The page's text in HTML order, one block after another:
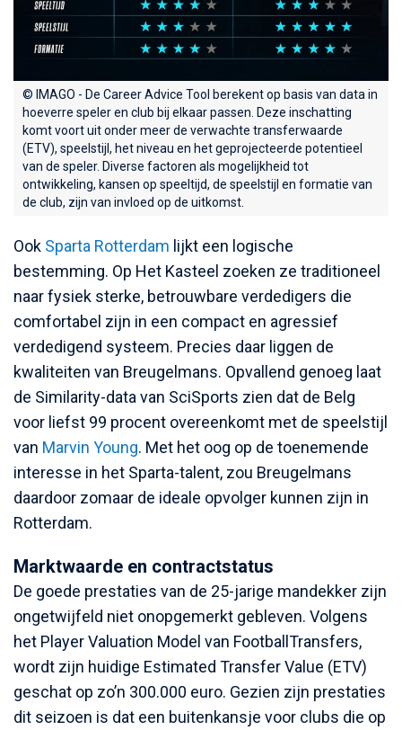
© IMAGO - De Career Advice Tool berekent op basis van data in
hoeverre speler en club bij elkaar passen. Deze inschatting
komt voort uit onder meer de verwachte transferwaarde
(ETV), speelstijl, het niveau en het geprojecteerde potentieel
van de speler. Diverse factoren als mogelijkheid tot
ontwikkeling, kansen op speeltijd, de speelstijl en formatie van
de club, zijn van invloed op de uitkomst.
Ook Sparta Rotterdam lijkt een logische
bestemming. Op Het Kasteel zoeken ze traditioneel
naar fysiek sterke, betrouwbare verdedigers die
comfortabel zijn in een compact en agressief
verdedigend systeem. Precies daar liggen de
kwaliteiten van Breugelmans. Opvallend genoeg laat
de Similarity-data van SciSports zien dat de Belg
voor liefst 99 procent overeenkomt met de speelstijl
van Marvin Young. Met het oog op de toenemende
interesse in het Sparta-talent, zou Breugelmans
daardoor zomaar de ideale opvolger kunnen zijn in
Rotterdam.
Marktwaarde en contractstatus
De goede prestaties van de 25-jarige mandekker zijn
ongetwijfeld niet onopgemerkt gebleven. Volgens
het Player Valuation Model van FootballTransfers,
wordt zijn huidige Estimated Transfer Value (ETV)
geschat op zo’n 300.000 euro. Gezien zijn prestaties
dit seizoen is dat een buitenkansje voor clubs die op